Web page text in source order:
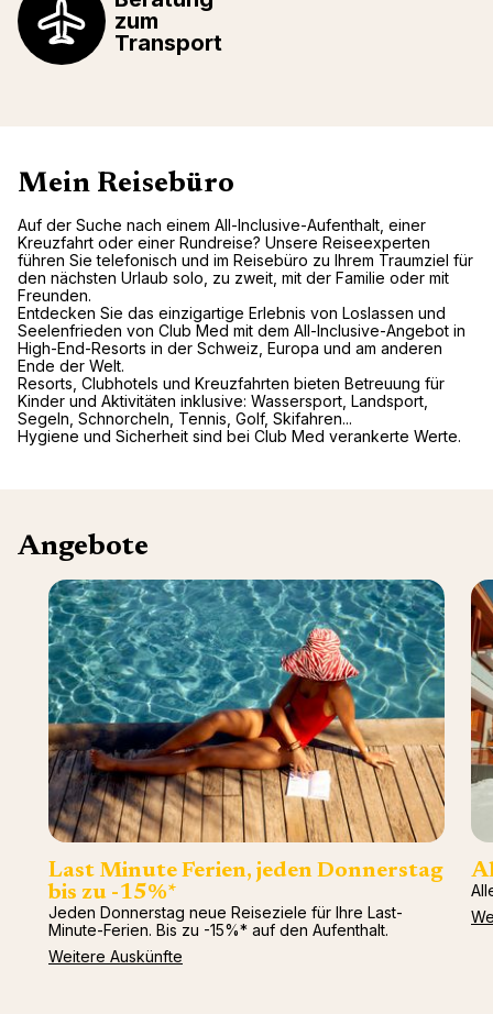
zum
Transport
Mein Reisebüro
Auf der Suche nach einem All-Inclusive-Aufenthalt, einer
Kreuzfahrt oder einer Rundreise? Unsere Reiseexperten
führen Sie telefonisch und im Reisebüro zu Ihrem Traumziel für
den nächsten Urlaub solo, zu zweit, mit der Familie oder mit
Freunden.
Entdecken Sie das einzigartige Erlebnis von Loslassen und
Seelenfrieden von Club Med mit dem All-Inclusive-Angebot in
High-End-Resorts in der Schweiz, Europa und am anderen
Ende der Welt.
Resorts, Clubhotels und Kreuzfahrten bieten Betreuung für
Kinder und Aktivitäten inklusive: Wassersport, Landsport,
Segeln, Schnorcheln, Tennis, Golf, Skifahren...
Hygiene und Sicherheit sind bei Club Med verankerte Werte.
Angebote
Last Minute Ferien, jeden Donnerstag
bis zu -15%*
Jeden Donnerstag neue Reiseziele für Ihre Last-
Minute-Ferien. Bis zu -15%* auf den Aufenthalt.
Weitere Auskünfte